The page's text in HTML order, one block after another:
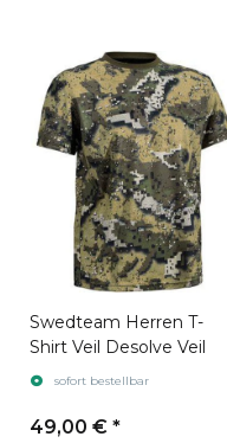
Swedteam Herren T-
Shirt Veil Desolve Veil
sofort bestellbar
49,00 € *